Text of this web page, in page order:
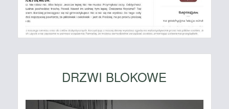
DRZWI BLOKOWE